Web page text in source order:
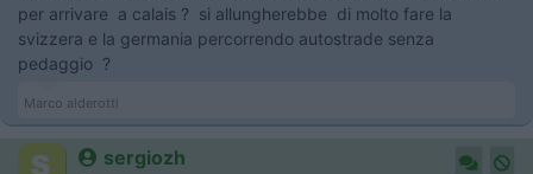
per arrivare a calais ? si allungherebbe di molto fare la
svizzera e la germania percorrendo autostrade senza
pedaggio ?
Marco alderotti
sergiozh